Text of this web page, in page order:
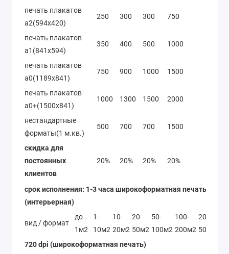
печать плакатов
а2(594х420)
250 300 300 750
печать плакатов
а1(841х594)
350 400 500 1000
печать плакатов
а0(1189х841)
750 900 1000 1500
печать плакатов
а0+(1500х841)
1000 1300 1500 2000
нестандартные
форматы(1 м.кв.)
500 700 700 1500
скидка для
постоянных
клиентов
20% 20% 20% 20%
срок исполнения: 1-3 часа широкоформатная печать
(интерьерная)
вид / формат
до
1м2
1-
10м2
10-
20м2
20-
50м2
50-
100м2
100-
200м2
200-
500м2
720 dpi (широкоформатная печать)